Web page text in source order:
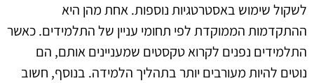
לשקול שימוש באסטרטגיות נוספות. אחת מהן היא
ההתקדמות הממוקדת לפי תחומי עניין של התלמידים. כאשר
התלמידים נפנים לקרוא טקסטים שמעניינים אותם, הם
נוטים להיות מעורבים יותר בתהליך הלמידה. בנוסף, חשוב